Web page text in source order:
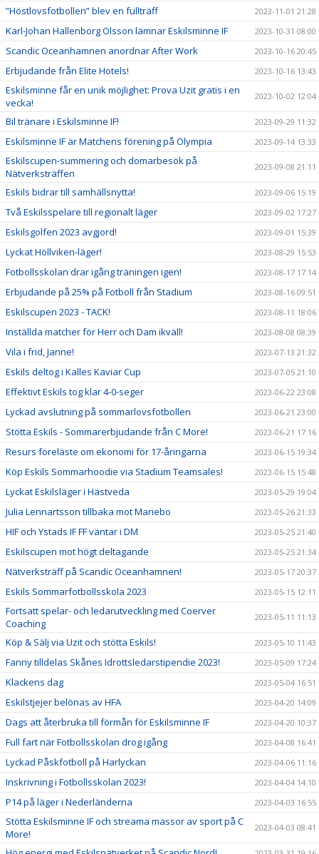
”Höstlovsfotbollen” blev en fullträff 2023-11-01 21:28
Karl-Johan Hallenborg Olsson lämnar Eskilsminne IF 2023-10-31 08:00
Scandic Oceanhamnen anordnar After Work 2023-10-16 20:45
Erbjudande från Elite Hotels! 2023-10-16 13:43
Eskilsminne får en unik möjlighet: Prova Uzit gratis i en
vecka!
2023-10-02 12:04
Bil tränare i Eskilsminne IF! 2023-09-29 11:32
Eskilsminne IF är Matchens förening på Olympia 2023-09-14 13:33
Eskilscupen-summering och domarbesök på
Nätverksträffen
2023-09-08 21:11
Eskils bidrar till samhällsnytta! 2023-09-06 15:19
Två Eskilsspelare till regionalt läger 2023-09-02 17:27
Eskilsgolfen 2023 avgjord! 2023-09-01 15:39
Lyckat Höllviken-läger! 2023-08-29 15:53
Fotbollsskolan drar igång träningen igen! 2023-08-17 17:14
Erbjudande på 25% på Fotboll från Stadium 2023-08-16 09:51
Eskilscupen 2023 - TACK! 2023-08-11 18:06
Inställda matcher för Herr och Dam ikväll! 2023-08-08 08:39
Vila i frid, Janne! 2023-07-13 21:32
Eskils deltog i Kalles Kaviar Cup 2023-07-05 21:10
Effektivt Eskils tog klar 4-0-seger 2023-06-22 23:08
Lyckad avslutning på sommarlovsfotbollen 2023-06-21 23:00
Stötta Eskils - Sommarerbjudande från C More! 2023-06-21 17:16
Resurs föreläste om ekonomi för 17-åringarna 2023-06-15 19:34
Köp Eskils Sommarhoodie via Stadium Teamsales! 2023-06-15 15:48
Lyckat Eskilsläger i Hästveda 2023-05-29 19:04
Julia Lennartsson tillbaka mot Mariebo 2023-05-26 21:33
HIF och Ystads IF FF väntar i DM 2023-05-25 21:40
Eskilscupen mot högt deltagande 2023-05-25 21:34
Nätverksträff på Scandic Oceanhamnen! 2023-05-17 20:37
Eskils Sommarfotbollsskola 2023 2023-05-15 12:11
Fortsatt spelar- och ledarutveckling med Coerver
Coaching
2023-05-11 11:13
Köp & Sälj via Uzit och stötta Eskils! 2023-05-10 11:43
Fanny tilldelas Skånes Idrottsledarstipendie 2023! 2023-05-09 17:24
Klackens dag 2023-05-04 16:51
Eskilstjejer belönas av HFA 2023-04-20 14:09
Dags att återbruka till förmån för Eskilsminne IF 2023-04-20 10:37
Full fart när Fotbollsskolan drog igång 2023-04-08 16:41
Lyckad Påskfotboll på Harlyckan 2023-04-06 11:16
Inskrivning i Fotbollsskolan 2023! 2023-04-04 14:10
P14 på läger i Nederländerna 2023-04-03 16:55
Stötta Eskilsminne IF och streama massor av sport på C
More!
2023-04-03 08:41